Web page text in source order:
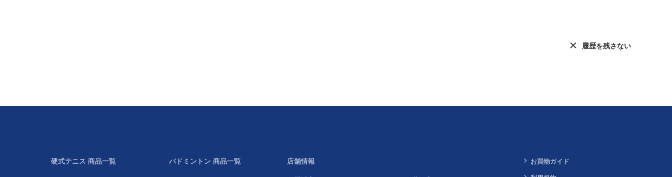
履歴を残さない
硬式テニス 商品一覧 バドミントン 商品一覧 店舗情報
お買物ガイド